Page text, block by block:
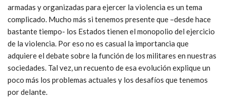
armadas y organizadas para ejercer la violencia es un tema
complicado. Mucho más si tenemos presente que –desde hace
bastante tiempo- los Estados tienen el monopolio del ejercicio
de la violencia. Por eso no es casual la importancia que
adquiere el debate sobre la función de los militares en nuestras
sociedades. Tal vez, un recuento de esa evolución explique un
poco más los problemas actuales y los desafíos que tenemos
por delante.